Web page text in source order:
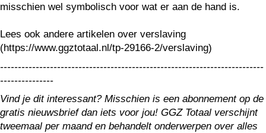
misschien wel symbolisch voor wat er aan de hand is.
Lees ook andere artikelen over verslaving
(https://www.ggztotaal.nl/tp-29166-2/verslaving)
--------------------------------------------------------------------------
---------------
Vind je dit interessant? Misschien is een abonnement op de
gratis nieuwsbrief dan iets voor jou! GGZ Totaal verschijnt
tweemaal per maand en behandelt onderwerpen over alles